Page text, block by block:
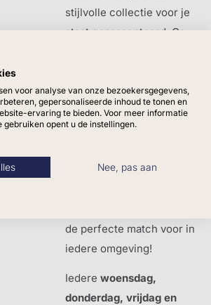
stijlvolle collectie voor je
staat gepresenteerd. Ga
een zakelijke strakke
uitstraling op het kantoor
creëren? Met meer dan
talloze variaties aan kunst
de perfecte match voor in
iedere omgeving!
Iedere woensdag,
donderdag, vrijdag en
voor analyse van onze bezoekersgegevens,
gepersonaliseerde inhoud te tonen en
ervaring te bieden. Voor meer informatie
gebruiken opent u de instellingen.
Nee, pas aan